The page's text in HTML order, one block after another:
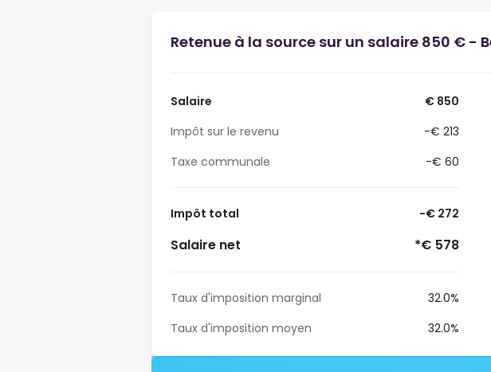
Retenue à la source sur un salaire 850 € -
Salaire
€ 850
Impôt sur le revenu
-€ 213
Taxe communale
-€ 60
Impôt total -€ 272
Salaire net *€ 578
Taux d'imposition marginal
32.0%
Taux d'imposition moyen
32.0%